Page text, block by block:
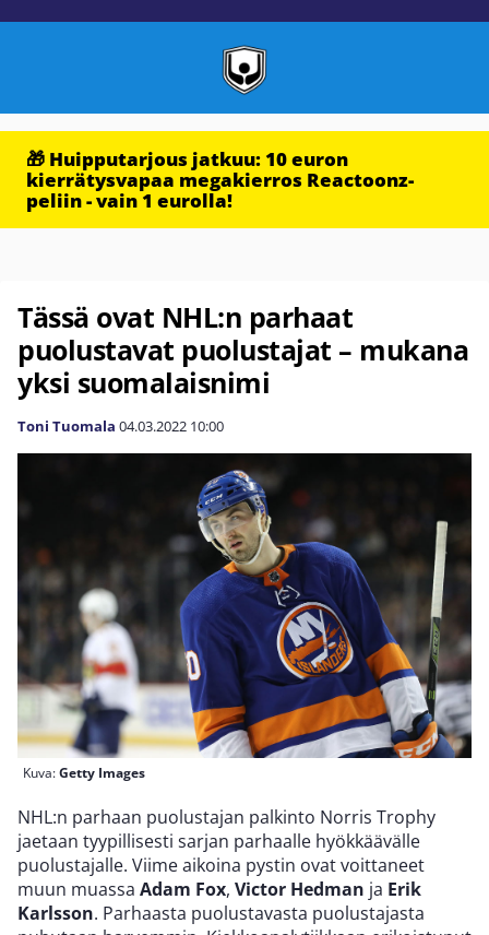
🎁 Huipputarjous jatkuu: 10 euron
kierrätysvapaa megakierros Reactoonz-
peliin - vain 1 eurolla!
Tässä ovat NHL:n parhaat
puolustavat puolustajat – mukana
yksi suomalaisnimi
Toni Tuomala 04.03.2022 10:00
Kuva:Getty Images
NHL:n parhaan puolustajan palkinto Norris Trophy
jaetaan tyypillisesti sarjan parhaalle hyökkäävälle
puolustajalle. Viime aikoina pystin ovat voittaneet
muun muassa Adam Fox, Victor Hedman ja Erik
Karlsson. Parhaasta puolustavasta puolustajasta